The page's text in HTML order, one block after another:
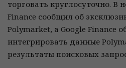
торговать круглосуточно. В
Finance сообщил об
Polymarket, а Google Finance
интегрировать данные
результаты поисковых